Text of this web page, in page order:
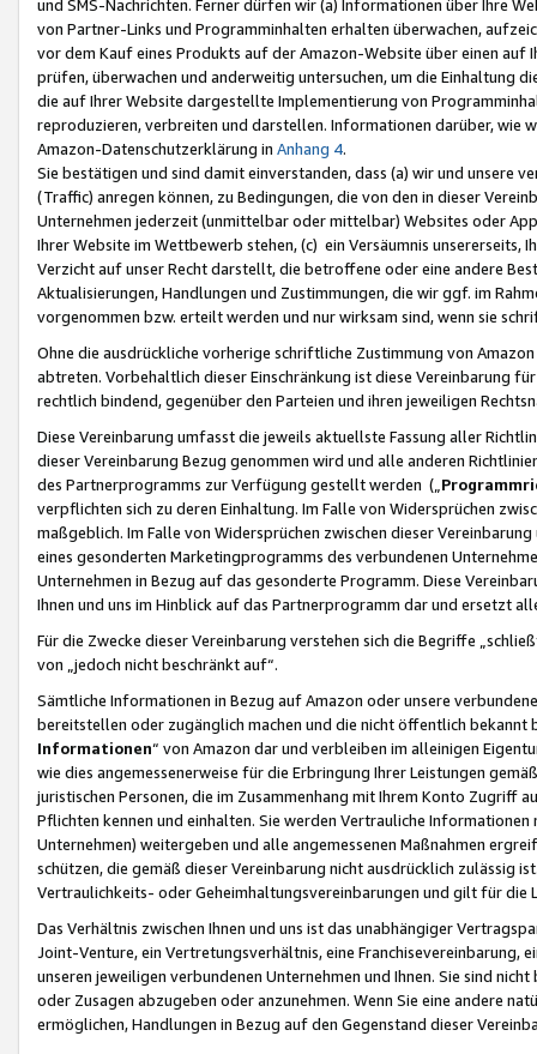
und SMS-Nachrichten. Ferner dürfen wir (a) Informationen über Ihre
von Partner-Links und Programminhalten erhalten überwachen,
vor dem Kauf eines Produkts auf der Amazon-Website über einen
prüfen, überwachen und anderweitig untersuchen, um die Einhaltung
die auf Ihrer Website dargestellte Implementierung von
reproduzieren, verbreiten und darstellen. Informationen darüber, wie
Amazon-Datenschutzerklärung in Anhang 4.
Sie bestätigen und sind damit einverstanden, dass (a) wir und
(Traffic) anregen können, zu Bedingungen, die von den in dieser
Unternehmen jederzeit (unmittelbar oder mittelbar) Websites oder
Ihrer Website im Wettbewerb stehen, (c) ein Versäumnis unsererseits,
Verzicht auf unser Recht darstellt, die betroffene oder eine andere
Aktualisierungen, Handlungen und Zustimmungen, die wir ggf. im
vorgenommen bzw. erteilt werden und nur wirksam sind, wenn sie
Ohne die ausdrückliche vorherige schriftliche Zustimmung von
abtreten. Vorbehaltlich dieser Einschränkung ist diese Vereinbarung
rechtlich bindend, gegenüber den Parteien und ihren jeweiligen
Diese Vereinbarung umfasst die jeweils aktuellste Fassung aller
dieser Vereinbarung Bezug genommen wird und alle anderen
des Partnerprogramms zur Verfügung gestellt werden („
verpflichten sich zu deren Einhaltung. Im Falle von Widersprüchen
maßgeblich. Im Falle von Widersprüchen zwischen dieser
eines gesonderten Marketingprogramms des verbundenen
Unternehmen in Bezug auf das gesonderte Programm. Diese
Ihnen und uns im Hinblick auf das Partnerprogramm dar und ersetzt
Für die Zwecke dieser Vereinbarung verstehen sich die Begriffe
von „jedoch nicht beschränkt auf“.
Sämtliche Informationen in Bezug auf Amazon oder unsere
bereitstellen oder zugänglich machen und die nicht öffentlich
Informationen“ von Amazon dar und verbleiben im alleinigen
wie dies angemessenerweise für die Erbringung Ihrer Leistungen
juristischen Personen, die im Zusammenhang mit Ihrem Konto
Pflichten kennen und einhalten. Sie werden Vertrauliche
Unternehmen) weitergeben und alle angemessenen Maßnahmen
schützen, die gemäß dieser Vereinbarung nicht ausdrücklich zulässig
Vertraulichkeits- oder Geheimhaltungsvereinbarungen und gilt für die
Das Verhältnis zwischen Ihnen und uns ist das unabhängiger
Joint-Venture, ein Vertretungsverhältnis, eine Franchisevereinbarung,
unseren jeweiligen verbundenen Unternehmen und Ihnen. Sie sind
oder Zusagen abzugeben oder anzunehmen. Wenn Sie eine andere
ermöglichen, Handlungen in Bezug auf den Gegenstand dieser